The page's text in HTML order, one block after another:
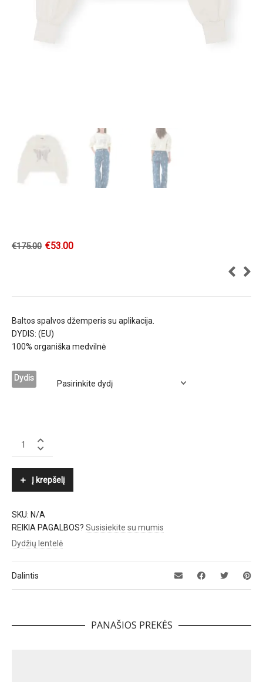
€175.00 €53.00
Baltos spalvos džemperis su aplikacija.
DYDIS: (EU)
100% organiška medvilnė
Dydis
quantity
Į krepšelį
SKU: N/A
REIKIA PAGALBOS? Susisiekite su mumis
Dydžių lentelė
Dalintis
PANAŠIOS PREKĖS